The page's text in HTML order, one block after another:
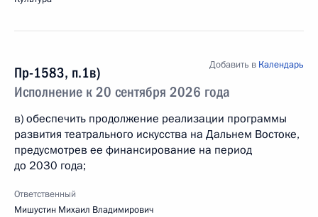
Пр-1583, п.1в)
Исполнение к 20 сентября 2026 года
Добавить в Календарь
в) обеспечить продолжение реализации программы
развития театрального искусства на Дальнем Востоке,
предусмотрев ее финансирование на период
до 2030 года;
Ответственный
Мишустин Михаил Владимирович